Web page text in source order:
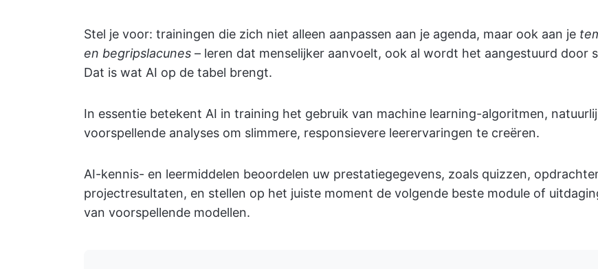
Stel je voor: trainingen die zich niet alleen aanpassen aan je agenda, maar ook aan je
en begripslacunes – leren dat menselijker aanvoelt, ook al wordt het aangestuurd door
Dat is wat AI op de tabel brengt.
In essentie betekent AI in training het gebruik van machine learning-algoritmen,
voorspellende analyses om slimmere, responsievere leerervaringen te creëren.
AI-kennis- en leermiddelen beoordelen uw prestatiegegevens, zoals quizzen,
projectresultaten, en stellen op het juiste moment de volgende beste module of
van voorspellende modellen.